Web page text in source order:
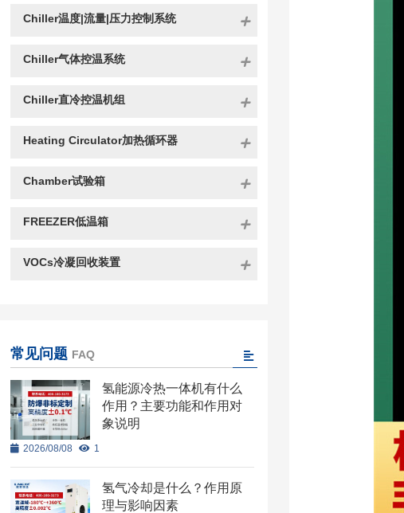
Chiller温度|流量|压力控制系统
Chiller气体控温系统
Chiller直冷控温机组
Heating Circulator加热循环器
Chamber试验箱
FREEZER低温箱
VOCs冷凝回收装置
常见问题 FAQ
氢能源冷热一体机有什么
作用？主要功能和作用对
象说明
2026/08/08 1
氢气冷却是什么？作用原
理与影响因素